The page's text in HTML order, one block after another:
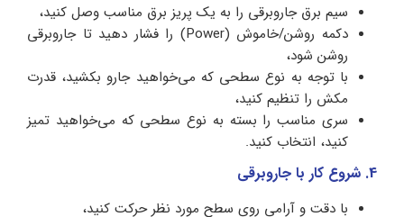
سیم برق جاروبرقی را به یک پریز برق مناسب وصل کنید،
دکمه روشن/خاموش (Power) را فشار دهید تا جاروبرقی
روشن شود،
با توجه به نوع سطحی که می‌خواهید جارو بکشید، قدرت
مکش را تنظیم کنید،
سری مناسب را بسته به نوع سطحی که می‌خواهید تمیز
کنید، انتخاب کنید.
4. شروع کار با جاروبرقی
با دقت و آرامی روی سطح مورد نظر حرکت کنید،